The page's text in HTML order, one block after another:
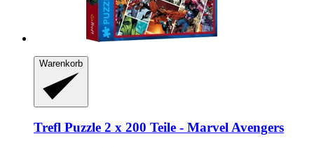
Warenkorb
Trefl Puzzle 2 x 200 Teile -​ Marvel Avengers